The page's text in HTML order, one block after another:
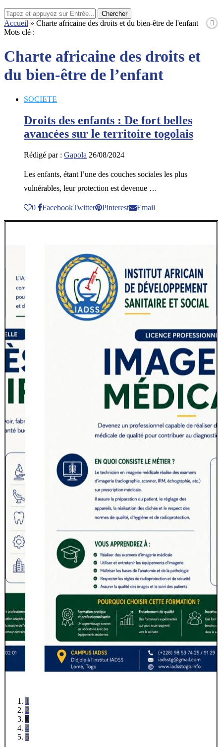
Chercher
Accueil » Charte africaine des droits et du bien-être de l'enfant
Mots clé :
Charte africaine des droits et
du bien-être de l’enfant
SOCIETE
Droits des enfants : De fort belles
avancées sur le territoire togolais
Rédigé par : Gapola 26/08/2024
Les enfants, étant l’une des couches sociales les plus
vulnérables, leur protection est devenue …
0 FacebookTwitter Pinterest Email
1
2
3
4
5